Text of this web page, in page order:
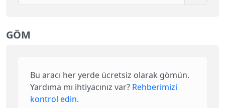
GÖM
Bu aracı her yerde ücretsiz olarak gömün.
Yardıma mı ihtiyacınız var? Rehberimizi
kontrol edin.